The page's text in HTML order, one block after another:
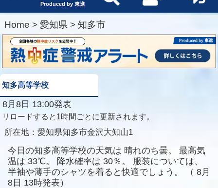
Produced by 東進
Home > 愛知県 > 知多市
知多高等学校
8月8日 13:00発表
リロードすると1時間ごとに更新されます。
所在地： 愛知県知多市金沢大知山1
今日の知多高等学校の天気は 晴れのち曇。
最高気
温は 33℃。 降水確率は 30％。
服装については、
半袖や薄手のシャツを着ると快適でしょう。
（ 8月
8日 13時発表）